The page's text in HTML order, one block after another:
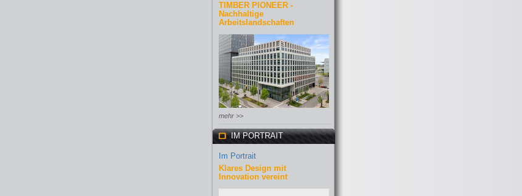
TIMBER PIONEER -
Nachhaltige
Arbeitslandschaften
mehr >>
IM PORTRAIT
Im Portrait
Klares Design mit
Innovation vereint